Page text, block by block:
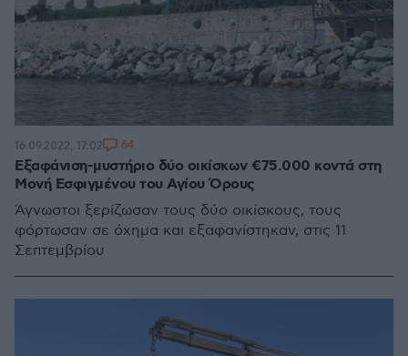
Εξαφάνιση-μυστήριο δύο οικίσκων €75.000 κοντά στη
Μονή Εσφιγμένου του Αγίου Όρους
Άγνωστοι ξερίζωσαν τους δύο οικίσκους, τους
φόρτωσαν σε όχημα και εξαφανίστηκαν, στις 11
Σεπτεμβρίου
16.09.2022, 17:02 64